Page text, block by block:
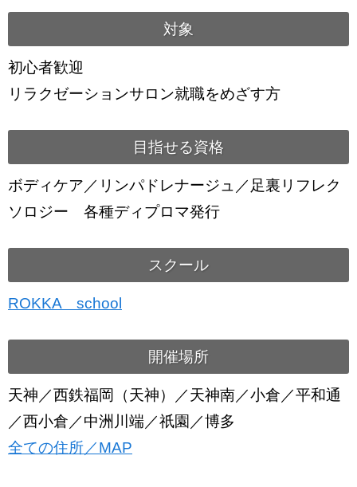
対象
初心者歓迎
リラクゼーションサロン就職をめざす方
目指せる資格
ボディケア／リンパドレナージュ／足裏リフレク
ソロジー 各種ディプロマ発行
スクール
ROKKA school
開催場所
天神／西鉄福岡（天神）／天神南／小倉／平和通
／西小倉／中洲川端／祇園／博多
全ての住所／MAP